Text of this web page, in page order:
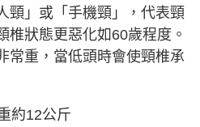
頸」或「手機頸」，代表頸
椎狀態更惡化如60歲程度。
常重，當低頭時會使頸椎承
約12公斤